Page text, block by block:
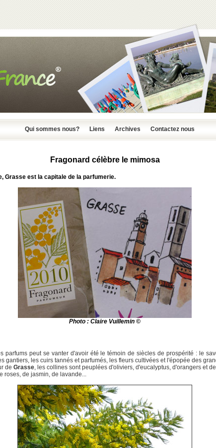
Qui sommes nous? Liens Archives Contactez nous
Fragonard célèbre le mimosa
Grasse est la capitale de la parfumerie.
Photo : Claire Vuillemin ©
parfums peut se vanter d'avoir été le témoin de siècles de prospérité : le
gantiers, les cuirs tannés et parfumés, les fleurs cultivées et l'épopée des
de Grasse, les collines sont peuplées d'oliviers, d'eucalyptus, d'orangers et de
roses, de jasmin, de lavande...